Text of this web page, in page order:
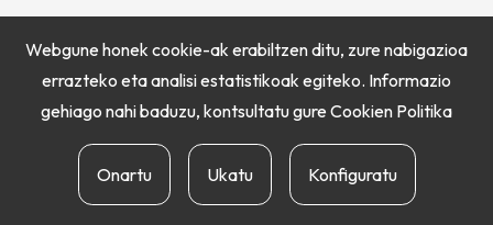
Webgune honek cookie-ak erabiltzen ditu, zure nabigazioa
errazteko eta analisi estatistikoak egiteko. Informazio
gehiago nahi baduzu, kontsultatu gure Cookien Politika
Onartu Ukatu Konfiguratu